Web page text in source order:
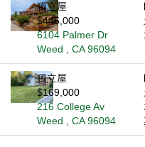
獨立屋
$445,000
6104 Palmer Dr
Weed , CA 96094
獨立屋
$169,000
216 College Av
Weed , CA 96094